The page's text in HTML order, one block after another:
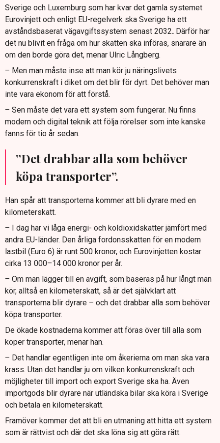
Sverige och Luxemburg som har kvar det gamla systemet
Eurovinjett och enligt EU-regelverk ska Sverige ha ett
avståndsbaserat vägavgiftssystem senast 2032. Därför har
det nu blivit en fråga om hur skatten ska införas, snarare än
om den borde göra det, menar Ulric Långberg.
– Men man måste inse att man kör ju näringslivets
konkurrenskraft i diket om det blir för dyrt. Det behöver man
inte vara ekonom för att förstå.
– Sen måste det vara ett system som fungerar. Nu finns
modern och digital teknik att följa rörelser som inte kanske
fanns för tio år sedan.
”Det drabbar alla som behöver
köpa transporter”.
Han spår att transporterna kommer att bli dyrare med en
kilometerskatt.
– I dag har vi låga energi- och koldioxidskatter jämfört med
andra EU-länder. Den årliga fordonsskatten för en modern
lastbil (Euro 6) är runt 500 kronor, och Eurovinjetten kostar
cirka 13 000–14 000 kronor per år.
– Om man lägger till en avgift, som baseras på hur långt man
kör, alltså en kilometerskatt, så är det självklart att
transporterna blir dyrare – och det drabbar alla som behöver
köpa transporter.
De ökade kostnaderna kommer att föras över till alla som
köper transporter, menar han.
– Det handlar egentligen inte om åkerierna om man ska vara
krass. Utan det handlar ju om vilken konkurrenskraft och
möjligheter till import och export Sverige ska ha. Även
importgods blir dyrare när utländska bilar ska köra i Sverige
och betala en kilometerskatt.
Framöver kommer det att bli en utmaning att hitta ett system
som är rättvist och där det ska löna sig att göra rätt.